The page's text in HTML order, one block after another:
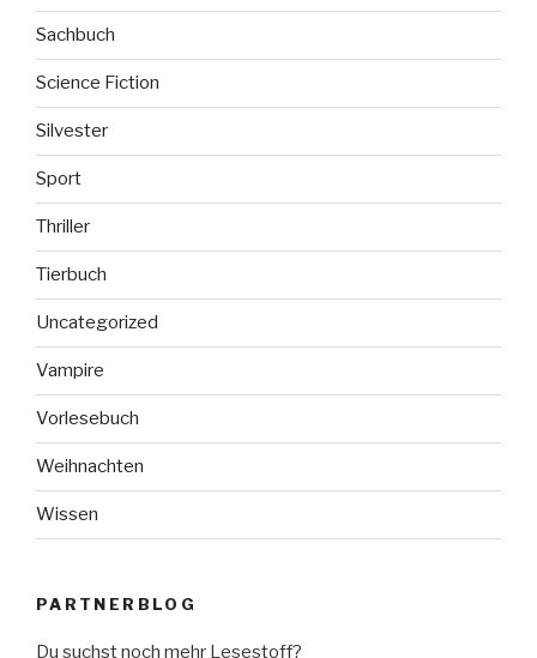
Sachbuch
Science Fiction
Silvester
Sport
Thriller
Tierbuch
Uncategorized
Vampire
Vorlesebuch
Weihnachten
Wissen
PARTNERBLOG
Du suchst noch mehr Lesestoff?